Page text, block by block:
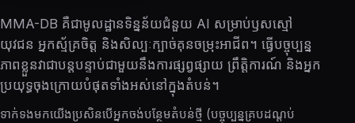
MMA-DB គឺ​ជា​មូលដ្ឋាន​ទិន្នន័យ​ជំនួយ AI សម្រាប់​ឫស​ស្មៅ
យុវជន អ្នក​ស្ម័គ្រចិត្ត និង​សិល្បៈ​ក្បាច់គុន​ចម្រុះ​អាជីព។ ធ្វើបច្ចុប្បន្ន
ភាពខ្លួនវាជាបន្តបន្ទាប់ជាមួយនឹងការផ្សព្វផ្សាយ ព្រឹត្តិការណ៍ និងអ្នក
ប្រយុទ្ធចុងក្រោយបំផុតទាំងអស់នៅក្នុងតំបន់។
ទាក់ទងមកយើងប្រសិនបើអ្នកចង់បន្ថែមតំបន់ថ្មី (បច្ចុប្បន្នគ្របដណ្តប់